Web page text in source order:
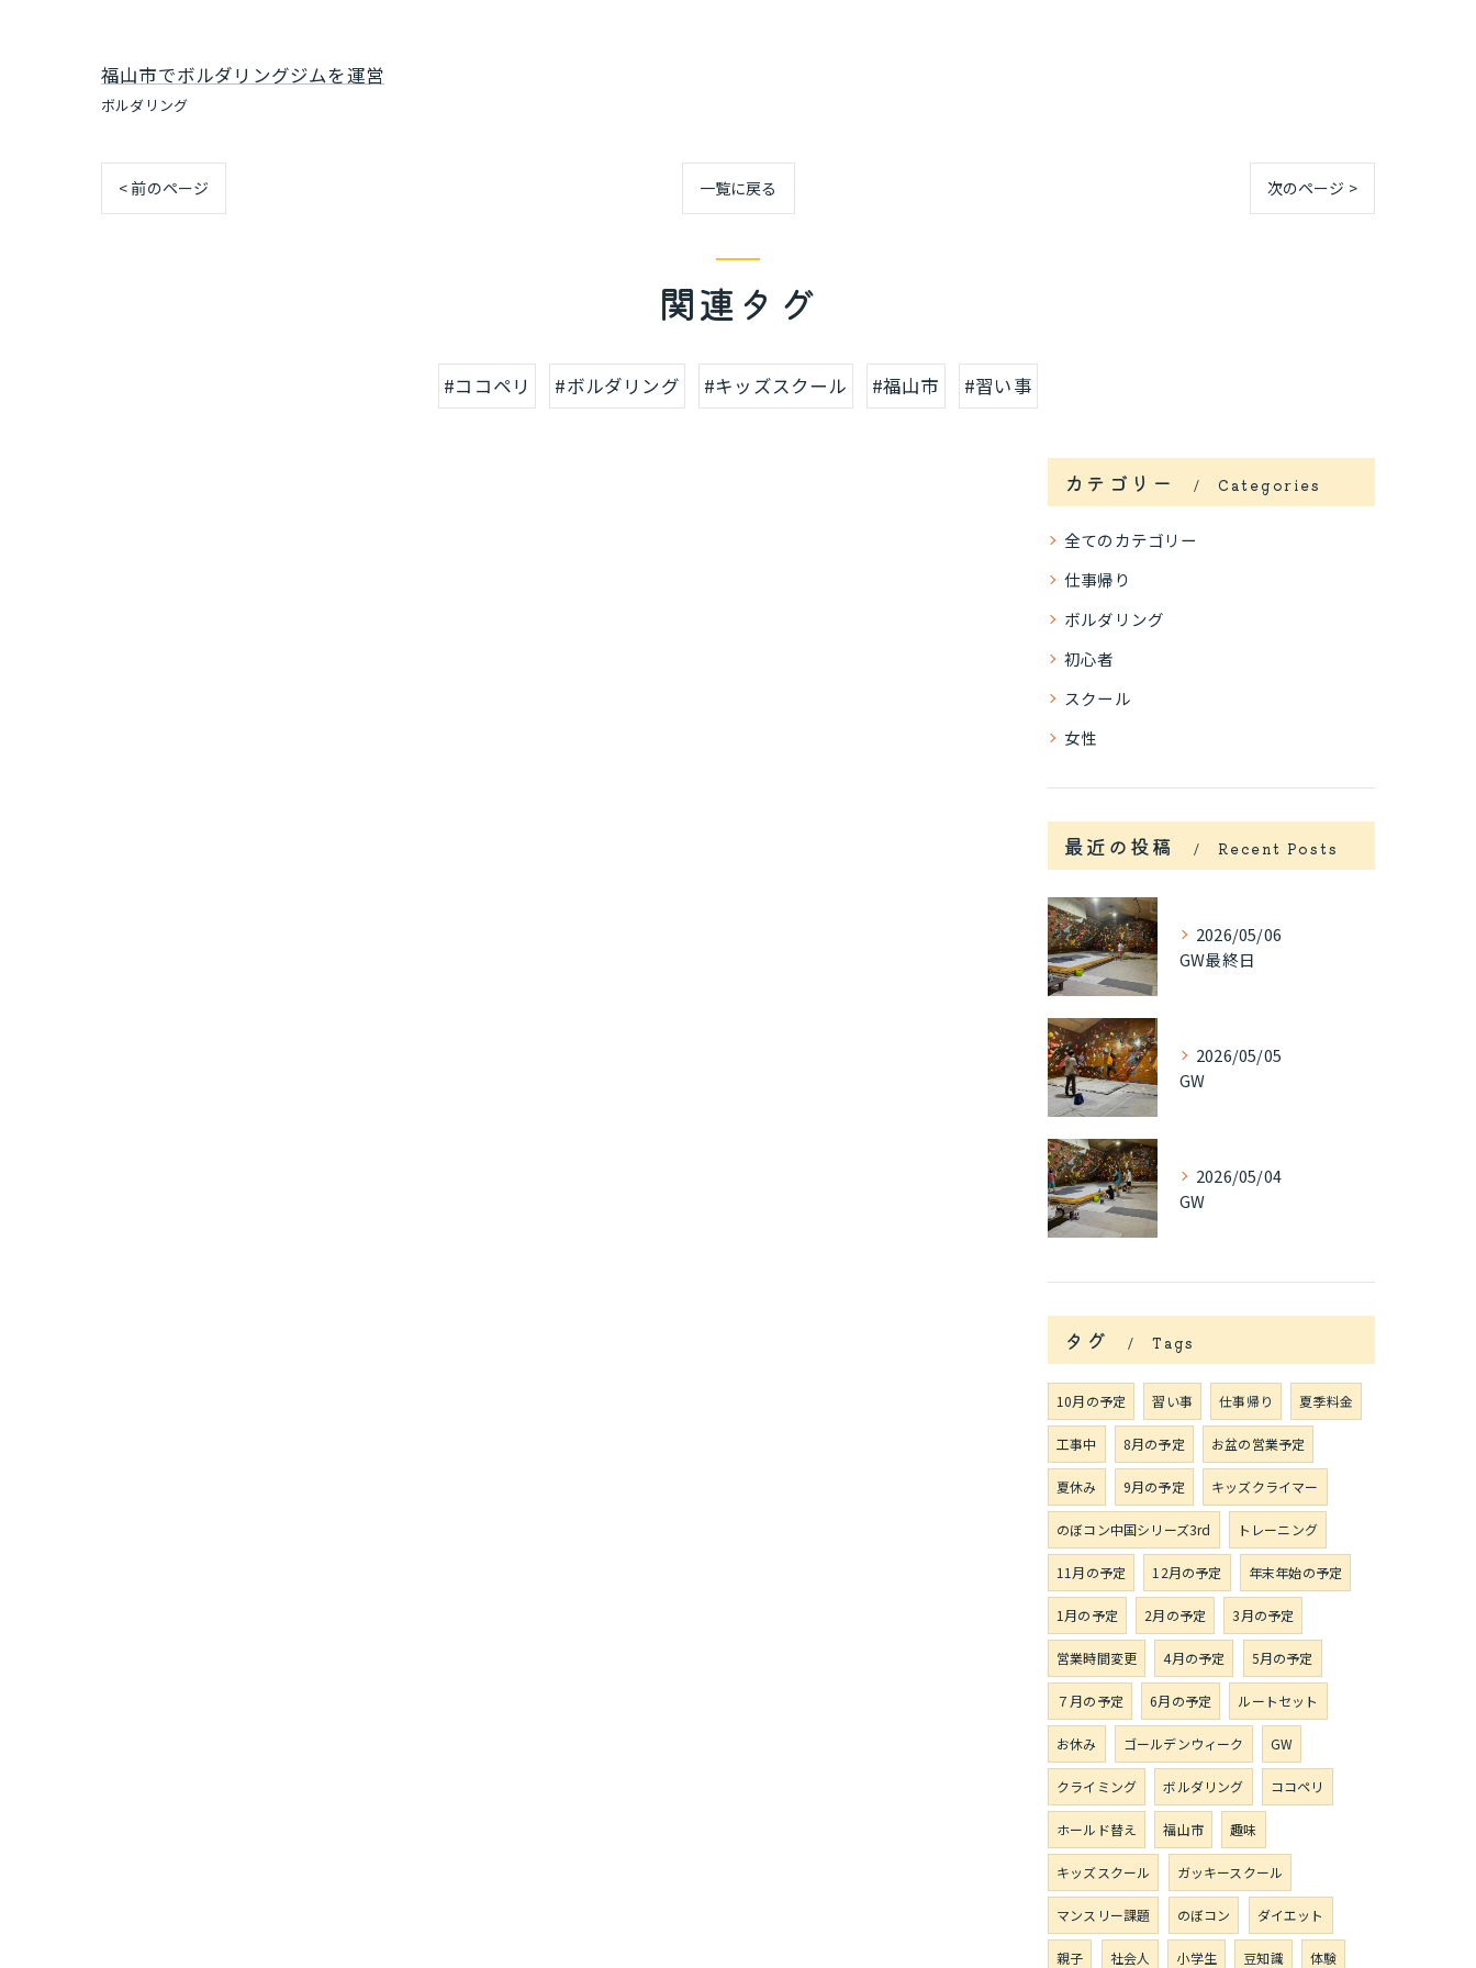
福山市でボルダリングジムを運営
ボルダリング
< 前のページ 一覧に戻る 次のページ >
関連タグ
#ココペリ #ボルダリング #キッズスクール #福山市 #習い事
カテゴリー Categories
全てのカテゴリー
仕事帰り
ボルダリング
初心者
スクール
女性
最近の投稿 Recent Posts
2026/05/06
GW最終日
2026/05/05
GW
2026/05/04
GW
タグ Tags
10月の予定 習い事 仕事帰り 夏季料金
工事中 8月の予定 お盆の営業予定
夏休み 9月の予定 キッズクライマー
のぼコン中国シリーズ3rd トレーニング
11月の予定 12月の予定 年末年始の予定
1月の予定 2月の予定 3月の予定
営業時間変更 4月の予定 5月の予定
７月の予定 6月の予定 ルートセット
お休み ゴールデンウィーク GW
クライミング ボルダリング ココペリ
ホールド替え 福山市 趣味
キッズスクール ガッキースクール
マンスリー課題 のぼコン ダイエット
親子 社会人 小学生 豆知識 体験